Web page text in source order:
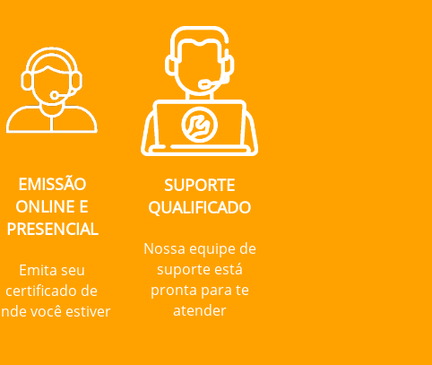
EMISSÃO
ONLINE E
PRESENCIAL
Emita seu
certificado de
você estiver
SUPORTE
QUALIFICADO
Nossa equipe de
suporte está
pronta para te
atender